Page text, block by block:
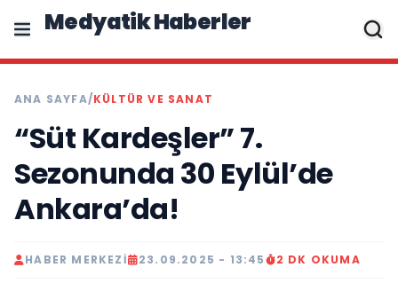
Medyatik Haberler
ANA SAYFA/KÜLTÜR VE SANAT
“Süt Kardeşler” 7.
Sezonunda 30 Eylül’de
Ankara’da!
HABER MERKEZI 23.09.2025 - 13:45 2 DK OKUMA